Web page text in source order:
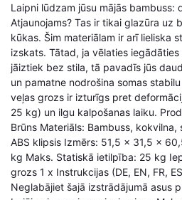
Laipni lūdzam jūsu mājās bambuss:
Atjaunojams? Tas ir tikai glazūra uz
kūkas. Šim materiālam ir arī lieliska
izskats. Tātad, ja vēlaties
jāiztiek bez stila, tā pavadīs jūs
un pamatne nodrošina somas
veļas grozs ir izturīgs pret
25 kg) un ilgu kalpošanas laiku.
Brūns Materiāls: Bambuss,
ABS klipsis Izmērs: 51,5 x 31,5 x
kg Maks. Statiskā ietilpība: 25 kg
grozs 1 x Instrukcijas (DE, EN, FR,
Neglabājiet šajā izstrādājumā asus